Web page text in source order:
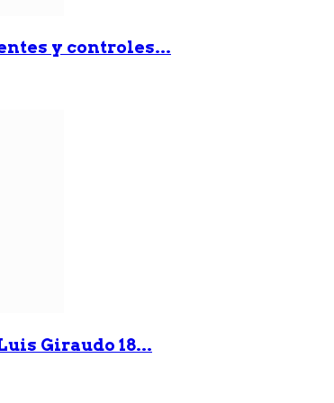
y controles...
Giraudo 18...